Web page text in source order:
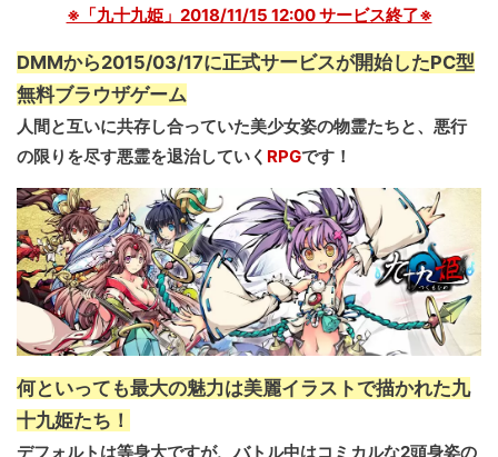
※「九十九姫」2018/11/15 12:00 サービス終了※
DMMから2015/03/17に正式サービスが開始したPC型
無料ブラウザゲーム
人間と互いに共存し合っていた美少女姿の物霊たちと、悪行
の限りを尽す悪霊を退治していく RPGです！
何といっても最大の魅力は美麗イラストで描かれた九
十九姫たち！
デフォルトは等身大ですが、バトル中はコミカルな2頭身姿の